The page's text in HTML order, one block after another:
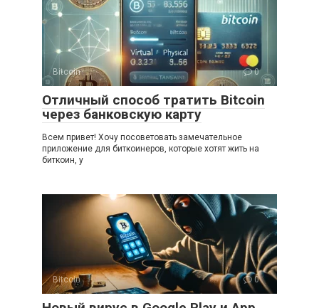
Bitcoin 0
Отличный способ тратить Bitcoin
через банковскую карту
Всем привет! Хочу посоветовать замечательное
приложение для биткоинеров, которые хотят жить на
биткоин, у
Bitcoin 0